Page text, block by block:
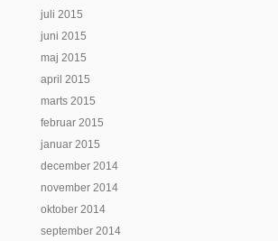
juli 2015
juni 2015
maj 2015
april 2015
marts 2015
februar 2015
januar 2015
december 2014
november 2014
oktober 2014
september 2014